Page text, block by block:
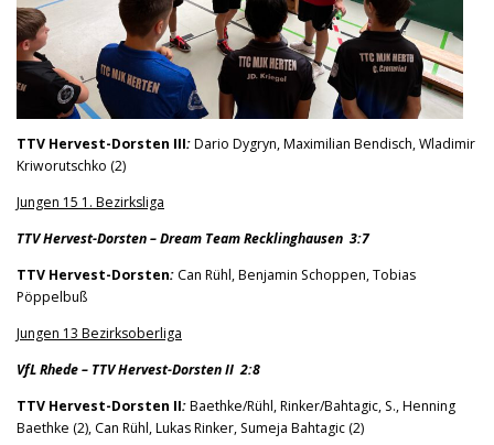
TTV Hervest-Dorsten III:Dario Dygryn, Maximilian Bendisch, Wladimir
Kriworutschko (2)
Jungen 15 1. Bezirksliga
TTV Hervest-Dorsten – Dream Team Recklinghausen 3:7
TTV Hervest-Dorsten: Can Rühl, Benjamin Schoppen, Tobias
Pöppelbuß
Jungen 13 Bezirksoberliga
VfL Rhede – TTV Hervest-Dorsten II 2:8
TTV Hervest-Dorsten II:Baethke/Rühl, Rinker/Bahtagic, S., Henning
Baethke (2), Can Rühl, Lukas Rinker, Sumeja Bahtagic (2)